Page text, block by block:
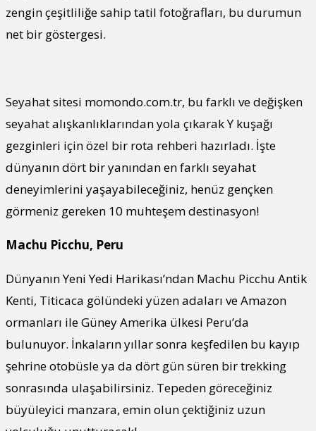
zengin çeşitliliğe sahip tatil fotoğrafları, bu durumun
net bir göstergesi.
Seyahat sitesi momondo.com.tr, bu farklı ve değişken
seyahat alışkanlıklarından yola çıkarak Y kuşağı
gezginleri için özel bir rota rehberi hazırladı. İşte
dünyanın dört bir yanından en farklı seyahat
deneyimlerini yaşayabileceğiniz, henüz gençken
görmeniz gereken 10 muhteşem destinasyon!
Machu Picchu, Peru
Dünyanın Yeni Yedi Harikası’ndan Machu Picchu Antik
Kenti, Titicaca gölündeki yüzen adaları ve Amazon
ormanları ile Güney Amerika ülkesi Peru’da
bulunuyor. İnkaların yıllar sonra keşfedilen bu kayıp
şehrine otobüsle ya da dört gün süren bir trekking
sonrasında ulaşabilirsiniz. Tepeden göreceğiniz
büyüleyici manzara, emin olun çektiğiniz uzun